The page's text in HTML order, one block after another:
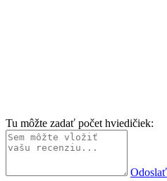
Tu môžte zadať počet hviedičiek: